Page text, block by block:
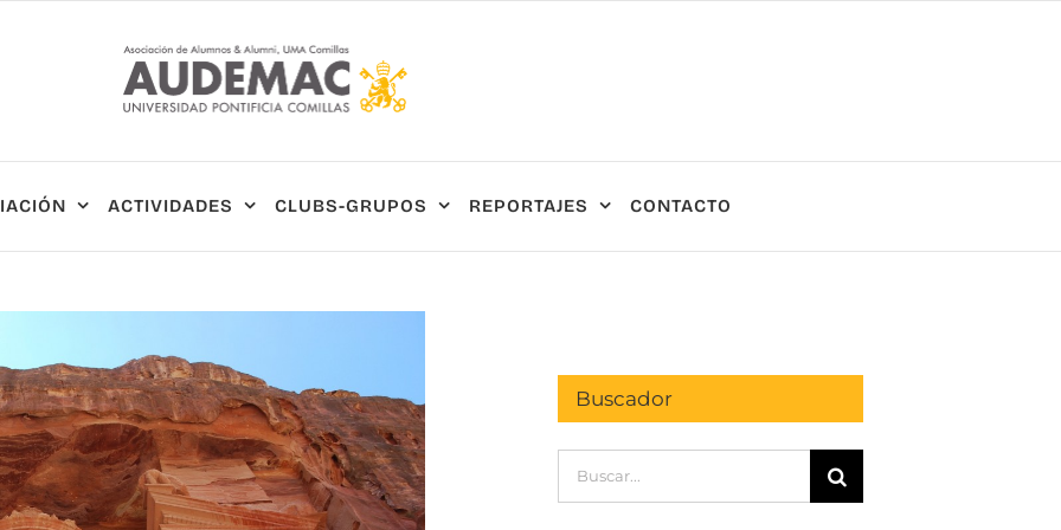
ACTIVIDADES CLUBS-GRUPOS REPORTAJES CONTACTO
Buscador